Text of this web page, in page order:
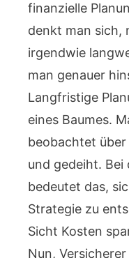
finanzielle
denkt man sich,
irgendwie
man genauer
Langfristige
eines Baumes.
beobachtet
und gedeiht. Bei
bedeutet das,
Strategie zu
Sicht Kosten
Nun,